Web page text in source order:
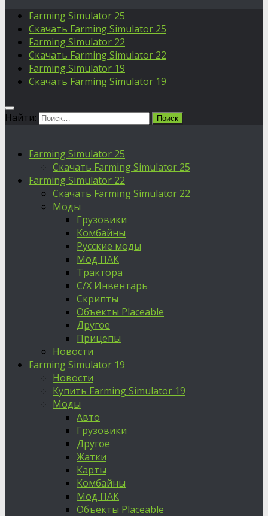
Farming Simulator 25
Скачать Farming Simulator 25
Farming Simulator 22
Скачать Farming Simulator 22
Farming Simulator 19
Скачать Farming Simulator 19
Найти:
Farming Simulator 25
Скачать Farming Simulator 25
Farming Simulator 22
Скачать Farming Simulator 22
Моды
Грузовики
Комбайны
Русские моды
Мод ПАК
Трактора
С/Х Инвентарь
Скрипты
Объекты Placeable
Другое
Прицепы
Новости
Farming Simulator 19
Новости
Купить Farming Simulator 19
Моды
Авто
Грузовики
Другое
Жатки
Карты
Комбайны
Мод ПАК
Объекты Placeable